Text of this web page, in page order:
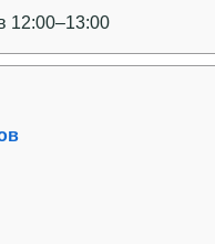
12:00–13:00